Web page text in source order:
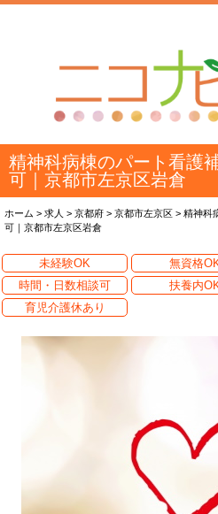
精神科病棟のパート看護
可｜京都市左京区岩倉
ホーム > 求人 > 京都府 > 京都市左京区 > 精神科
可｜京都市左京区岩倉
未経験OK 無資格
時間・日数相談可
扶養内
育児介護休あり